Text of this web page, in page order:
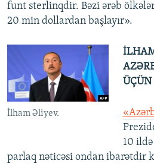
funt sterlinqdir. Bəzi ərəb
20 min dollardan başlayır».
İlham Əliyev.
ÜÇÜN
10
parlaq nəticəsi ondan ibarətdir